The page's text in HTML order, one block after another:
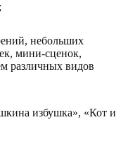
небольших
мини-сценок,
различных видов
избушка», «Кот и